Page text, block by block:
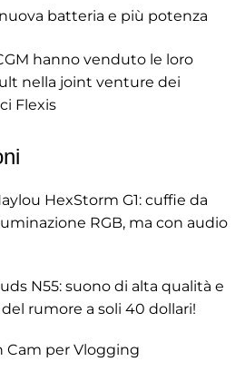
batteria e più potenza
hanno venduto le loro
nella joint venture dei
Flexis
HexStorm G1: cuffie da
RGB, ma con audio
N55: suono di alta qualità e
rumore a soli 40 dollari!
Cam per Vlogging